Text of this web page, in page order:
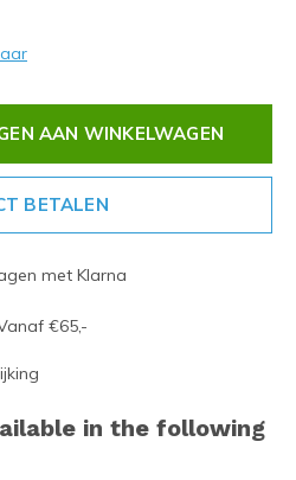
AAN WINKELWAGEN
BETALEN
met Klarna
€65,-
in the following